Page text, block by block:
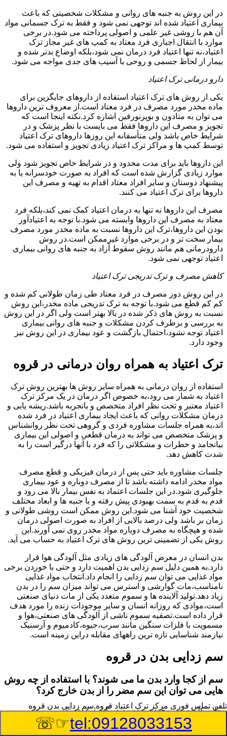
در این روش به جنبه های روانی و مشکلات شخصیتی که باعث
بیماری اعتیاد شده اند توجهی نمی شود و فقط به ترک جسمانی مواد
آن هم با روشی غیر علمی و اصولی پرداخته می شود.در برخی
موارد با انتقال اجباری فرد معتاد به کمپ های غیر مجاز ترک
اعتیاد،نه تنها اعتیاد فرد درمان نمی شود،بلکه اوضاع بدتر شده و
بیمار از لحاظ جسمی و روحی با آسیب های جدی مواجه می شود.
دارو درمانی ترک اعتیاد
یکی از روش های ترک اعتیاد استفاده از داروهای جایگزین برای
ماده مخدر مورد مصرف در فرد معتاد است.از معروف ترین داروها
می توان به متادون و بوپرنورفین اشاره کرد.نکته اینجا است که
تجویز و مصرف این داروها فقط می بایست با نظر پزشک و در
شرایط خاص باشد ولی متأسفانه این روزها داروهای ترک اعتیاد
توسط کمپ ها و مراکز ترک اعتیاد زیادی تجویز و استفاده می شود.
این داروها باید برای مدت محدود و در شرایط خاص تجویز شود ولی
موارد زیادی گزارش شده است که افراد به صورت خودسرانه یا به
پیشنهاد دوستان و سایر افراد معتاد اقدام به تهیه و مصرف این
داروها برای ترک اعتیاد می کنند.
مصرف این داروها نه تنها به درمان اعتیاد کمک نمی کند،بلکه فرد
معتاد به مصرف این داروها وابسته می شود.با توجه به اعتیادآور
بودن این داروها،ترک این داروها نسبت به ماده مخدر مورد مصرف
بیمار سخت تر و در برخی موارد غیرممکن است.در روش
دارودرمانی هم مانند روش سقوط آزاد به جنبه های روانی بیماری
اعتیاد توجهی نمی شود.
کاهش مصرف و ترک تدریجی ترک اعتیاد
در این روش دوز مصرف در فرد معتاد طی زمان طولانی کم شده و
کم کم قطع می شود.با توجه به ترک تدریجی ماده مخدر،این روش
نسبت به روش های ذکر شده در بالا بهتر است ولی اگر در این روش
به بررسی و برطرف کردن مشکلات و جنبه های روانی بیماری
اعتیاد توجه نشود،احتمال بازگشت و عود بیماری در این روش نیز
وجود دارد.
ترک اعتیاد به همراه روان درمانی در قروه
استفاده از روان درمانی به همراه سایر روش ها بهترین روش ترک
اعتیاد به شمار می رود،به خصوص اگر درمان در یک مرکز ترک
اعتیاد معتبر و تحت نظر افراد متخصص و باتجربه باشد.ریشه یابی و
درمان مشکلات روانی که باعث ایجاد بیماری اعتیاد در فرد شده
اند،به همراه جلسات مشاوره فردی و گروهی تحت نظر روانشناس
و پزشک متخصص می تواند به درمان قطعی و اصولی این بیماری
بیانجامد و خطرات و مشکلاتی را که فرد با آنها درگیر است را به
شدت کاهش دهد.
جلسات مشاوره باید حتی پس از درمان فیزیکی و قطع مصرف
مواد مخدر ادامه داشته باشد تا از مصرف دوباره و عود بیماری
جلوگیری شود.در این جلسات اعتماد به نفس بیمار بالا می رود و
قدم به قدم به سمت بهبودی پیش رفته و با جنبه ها و ابعاد مختلف
شخصیت خود آشنا می شود.این روش ممکن است روشی طولانی و
زمان بر باشد ولی درصد بالایی از افراد به صورت اصولی درمان
شده و هیچگاه به مصرف دوباره مواد مخدر روی نمی آورند.این
روش یکی از تضمینی ترین روش های ترک اعتیاد به حساب می آید.
بدن انسان در معرض آلودگی های زیادی مثل آلودگی هوا قرار
دارد.به همین دلیل سم زدایی بدن اهمیت دارد و حتی با خوردن برخی
مواد غذایی می توان سم زدایی را انجام داد.انتخاب مواد غذایی
نامناسب،مات گوارشی و استرس می تواند میزان سم را در بدن
زیاد دهد.تولید آلاینده ها و سموم متعدد یکی از مات دنیای صنعتی
است،موادی که روزانه انسان و سایر موجودات زنده را مورد هدف
قرار داده است.تصفیه سموم ناشی از آلودگی های صنعتی،هوا و
مسمویت با فلزات سنگین مانند سرب،جیوه،کادمیوم و آرسنیک
نیازمند شناسایی تازه ترین راههای مقابله دراین زمینه است.
سم زدایی بدن در قروه
سم از کجا وارد بدن ما می شوند؟ با استفاده از چه روش
هایی می توان این سم مضر را از بدن خارج کرد؟
بطور کلی سم موجود در بدن به دو گروه عمده تقسیم می
شوند.بخش بزرگی از این سموم مثل مواد به جا مانده از سموم
گیاهی و آفت کش ها،فلزات سنگین ناشی از آلودگی هوا،انواع
تلفن تماس فوری مرکز ترک اعتیاد قروه,سم زدایی بدن قروه
tel:09128033153
☞☏